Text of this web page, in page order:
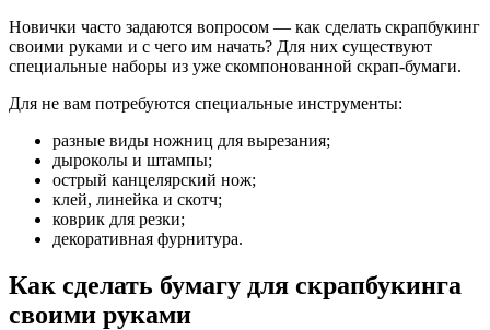
Новички часто задаются вопросом — как сделать скрапбукинг
своими руками и с чего им начать? Для них существуют
специальные наборы из уже скомпонованной скрап-бумаги.
Для не вам потребуются специальные инструменты:
разные виды ножниц для вырезания;
дыроколы и штампы;
острый канцелярский нож;
клей, линейка и скотч;
коврик для резки;
декоративная фурнитура.
Как сделать бумагу для скрапбукинга
своими руками